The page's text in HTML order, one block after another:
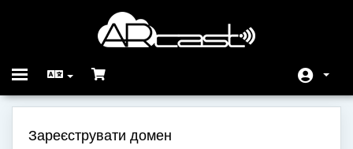
Toggle
Зареєструвати домен